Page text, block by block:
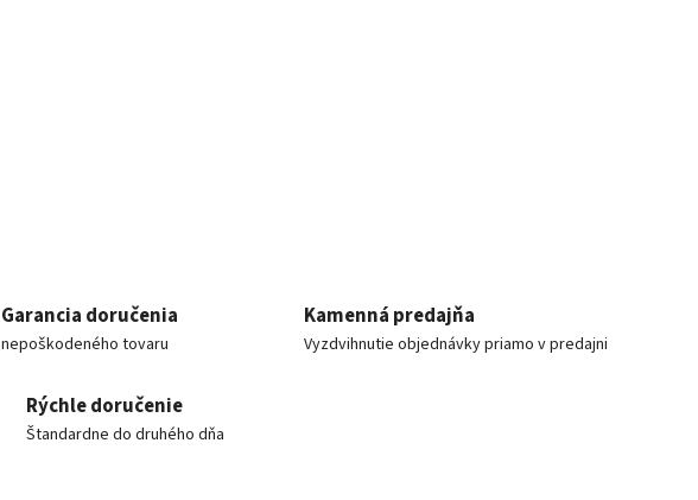
Garancia doručenia
nepoškodeného tovaru
Kamenná predajňa
Vyzdvihnutie objednávky priamo v predajni
Rýchle doručenie
Štandardne do druhého dňa